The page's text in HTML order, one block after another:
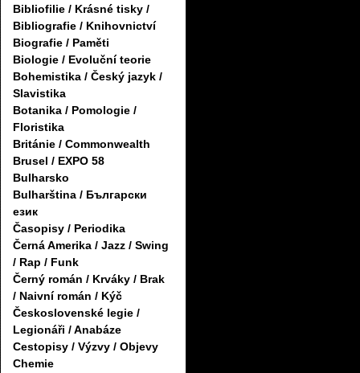
Bibliofilie / Krásné tisky /
Bibliografie / Knihovnictví
Biografie / Paměti
Biologie / Evoluční teorie
Bohemistika / Český jazyk /
Slavistika
Botanika / Pomologie /
Floristika
Británie / Commonwealth
Brusel / EXPO 58
Bulharsko
Bulharština / Български
език
Časopisy / Periodika
Černá Amerika / Jazz / Swing
/ Rap / Funk
Černý román / Krváky / Brak
/ Naivní román / Kýč
Československé legie /
Legionáři / Anabáze
Cestopisy / Výzvy / Objevy
Chemie